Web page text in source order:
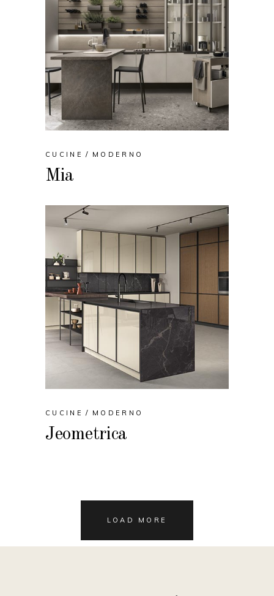
CUCINE MODERNO
Mia
CUCINE MODERNO
Jeometrica
LOAD MORE